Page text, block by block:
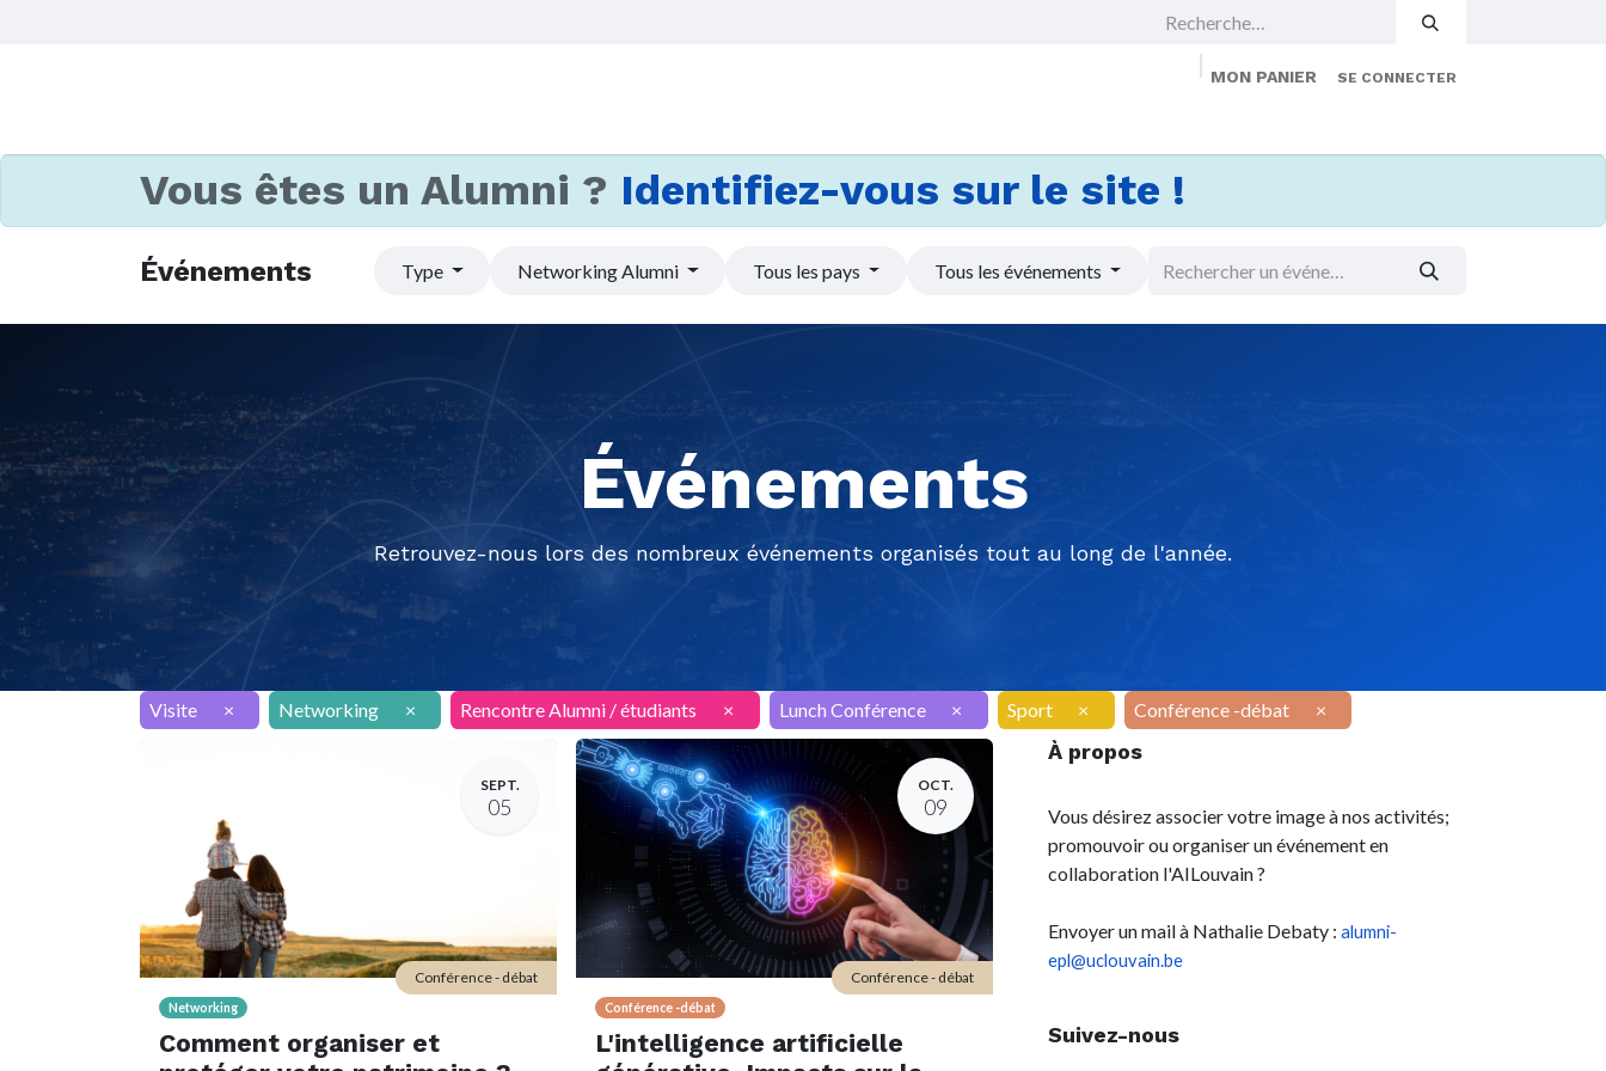
MON PANIER SE CONNECTER
Vous êtes un Alumni ? Identifiez-vous sur le site !
Événements Type Networking Alumni Tous les pays Tous les événements
Événements
Retrouvez-nous lors des nombreux événements organisés tout au long de l'année.
Visite × Networking × Rencontre Alumni / étudiants × Lunch Conférence × Sport × Conférence -débat ×
SEPT.
05
Networking
Comment organiser et
Conférence - débat
OCT.
09
Conférence -débat
L'intelligence artificielle
Conférence - débat
À propos
Vous désirez associer votre image à nos activités;
promouvoir ou organiser un événement en
collaboration l'AILouvain ?
Envoyer un mail à Nathalie Debaty : alumni-
epl@uclouvain.be
Suivez-nous